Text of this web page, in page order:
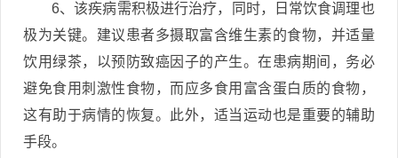
6、该疾病需积极进行治疗，同时，日常饮食调理也
极为关键。建议患者多摄取富含维生素的食物，并适量
饮用绿茶，以预防致癌因子的产生。在患病期间，务必
避免食用刺激性食物，而应多食用富含蛋白质的食物，
这有助于病情的恢复。此外，适当运动也是重要的辅助
手段。